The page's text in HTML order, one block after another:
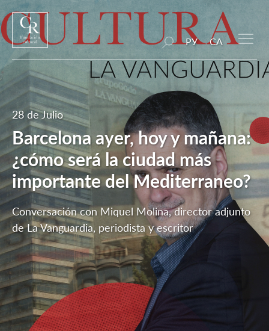
РУ CA
28 de Julio
Barcelona ayer, hoy y mañana:
¿cómo será la ciudad más
importante del Mediterraneo?
Conversación con Miquel Molina, director adjunto
de La Vanguardia, periodista y escritor